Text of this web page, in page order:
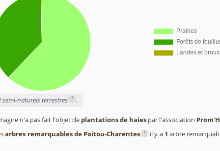
semi-naturels terrestres i .
n'a pas fait l'objet de plantations de haiespar l'association
arbres remarquables de Poitou-Charentes i il y a 1 arbre